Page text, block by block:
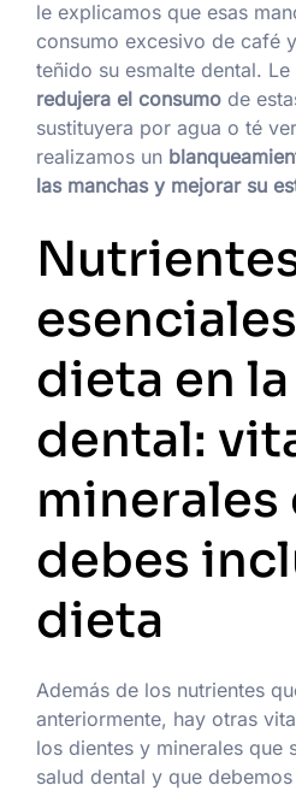
le explicamos que esas
consumo excesivo de café
teñido su esmalte dental.
redujera el consumo de
sustituyera por agua o té
realizamos un
las manchas y mejorar su
dieta en
dental:
minerales
debes
dieta
Además de los nutrientes
anteriormente, hay otras
los dientes y minerales que
salud dental y que